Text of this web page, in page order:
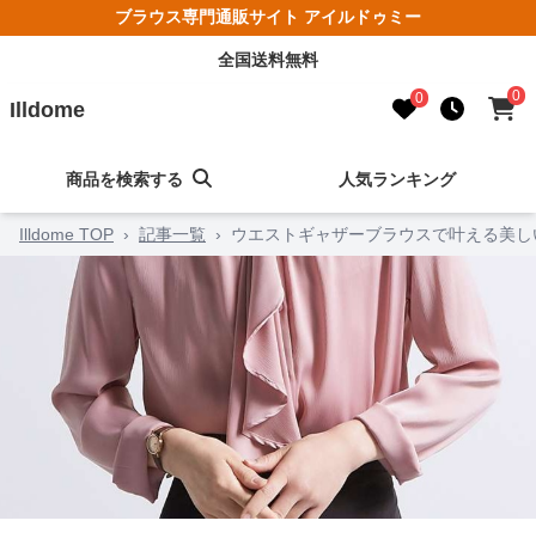
ブラウス専門通販サイト アイルドゥミー
全国送料無料
Illdome 0 0
商品を検索する 人気ランキング
Illdome TOP › 記事一覧 › ウエストギャザーブラウスで叶える美